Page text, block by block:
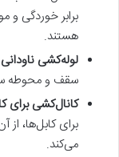
برابر خوردگی و
هستند.
لوله‌کشی
سقف و محوطه
کانال‌کشی برای
برای کابل‌ها،
می‌کند.